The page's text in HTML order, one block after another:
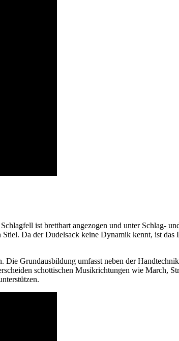
ist bretthart angezogen und unter Schlag-
Da der Dudelsack keine Dynamik kennt, ist
Grundausbildung umfasst neben der
schottischen Musikrichtungen wie March,